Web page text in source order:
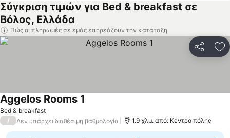
Σύγκριση τιμών για Bed & breakfast σε
Βόλος, Ελλάδα
Πώς οι πληρωμές σε εμάς επηρεάζουν την κατάταξη
Bed & breakfast
Aggelos Rooms 1
/ Δεν υπάρχει διαθέσιμη βαθμολογία 1.9 χλμ. από: Κέντρο πόλης